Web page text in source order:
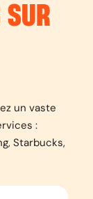
SUR
un vaste
:
Starbucks,